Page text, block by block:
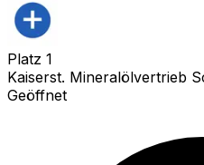
Platz 1
Kaiserst. Mineralölvertrieb
Geöffnet